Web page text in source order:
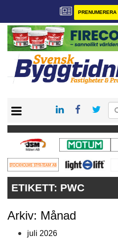
PRENUMERERA
PRENUMERERA
VÅRA ANDRA MAGASIN
ANNONSERA
KONTAKT
ETIKETT: PWC
Arkiv: Månad
juli 2026